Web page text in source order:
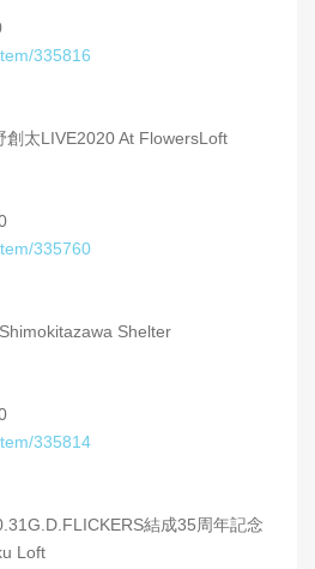
335816
太LIVE2020 At FlowersLoft
335760
Shelter
335814
結成35周年記念
Loft